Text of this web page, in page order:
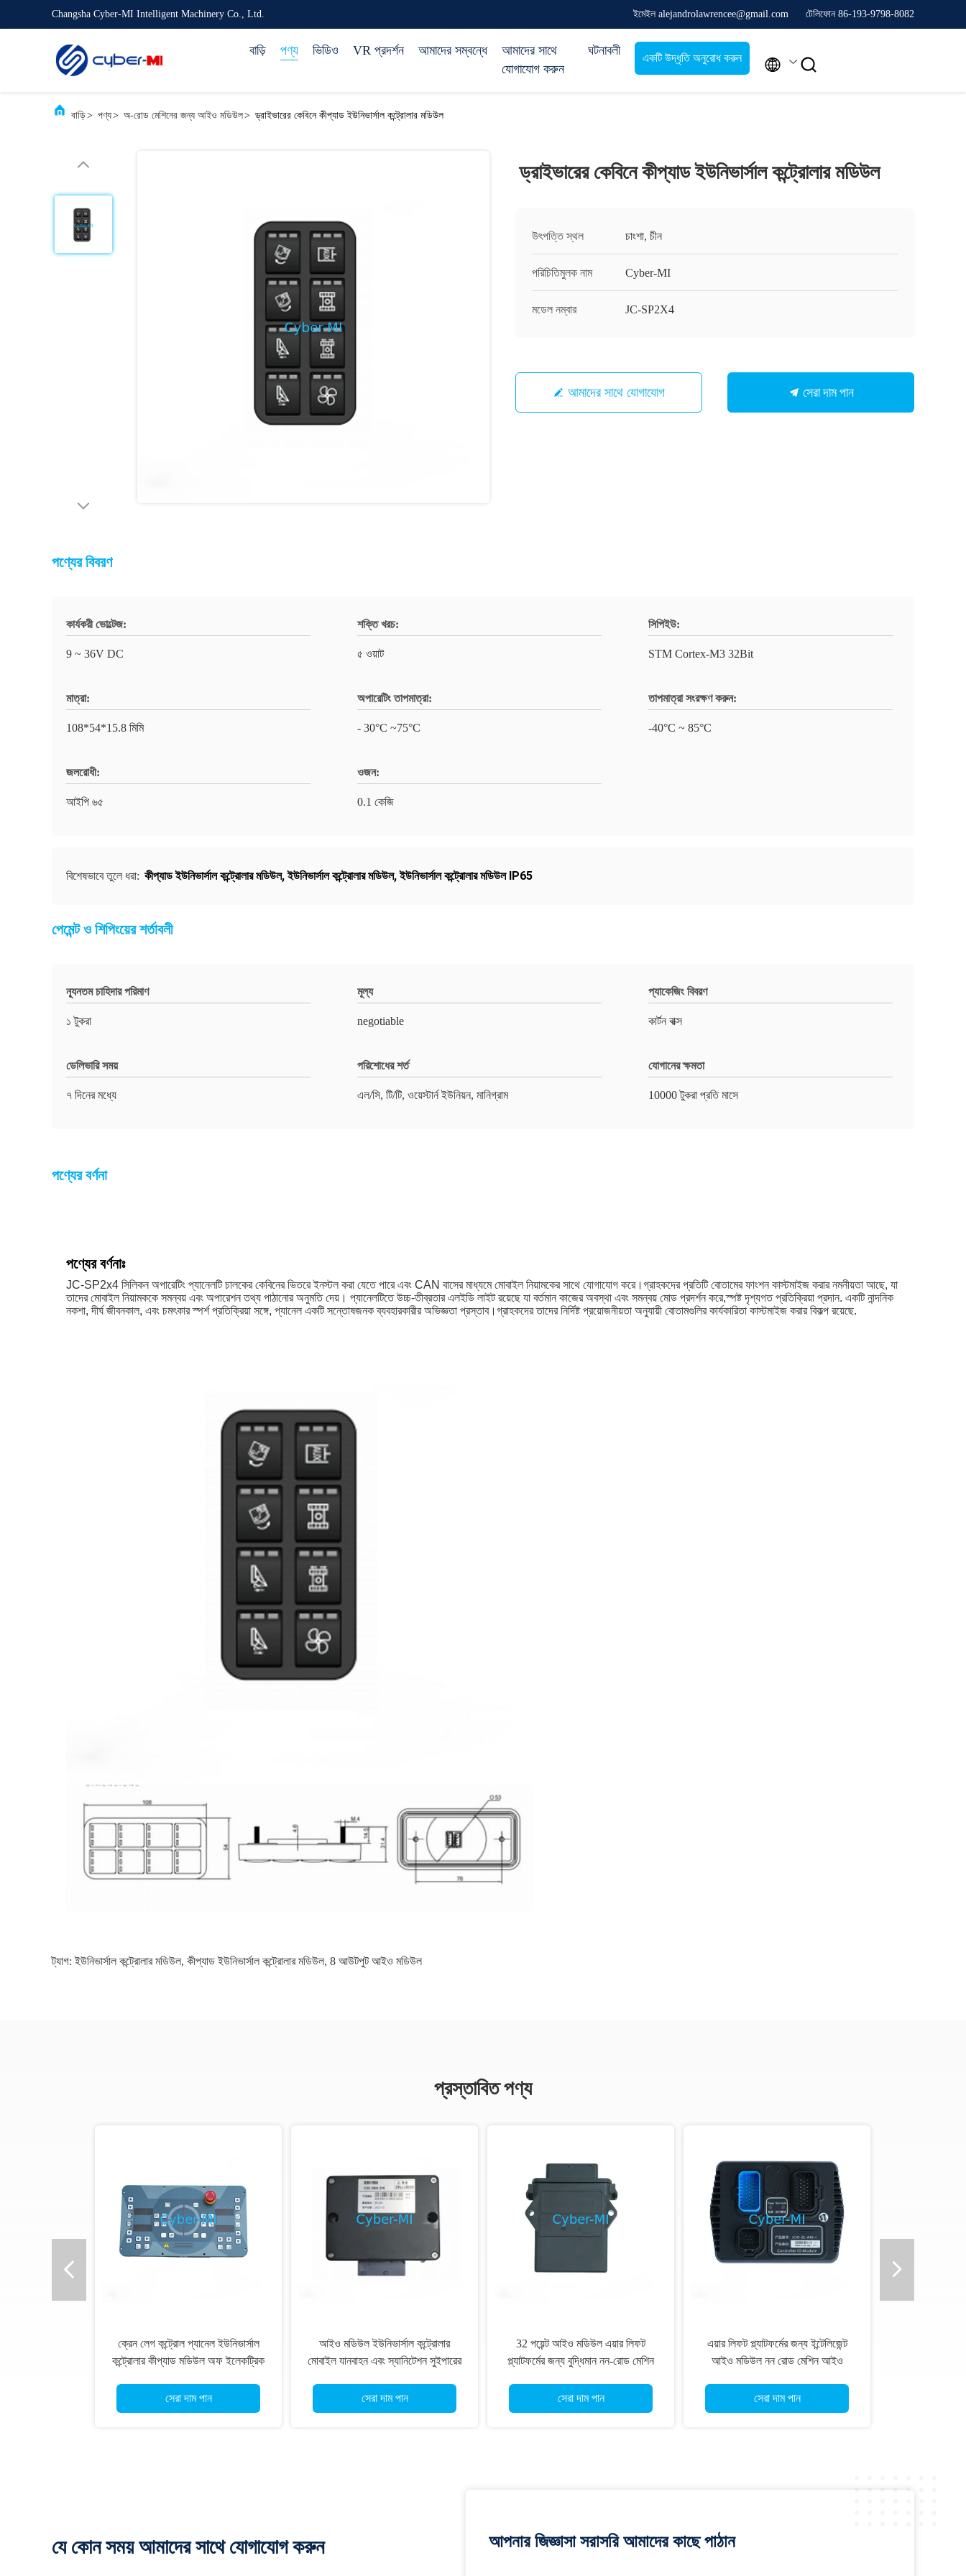
Changsha Cyber-MI Intelligent Machinery Co., Ltd. ইমেইল alejandrolawrencee@gmail.com টেলিফোন 86-193-9798-8082
বাড়ি পণ্য ভিডিও VR প্রদর্শন আমাদের সম্বন্ধে
আমাদের সাথে
যোগাযোগ করুন
ঘটনাবলী
একটি উদ্ধৃতি অনুরোধ করুন  
বাড়ি> পণ্য> অ-রোড মেশিনের জন্য আইও মডিউল> ড্রাইভারের কেবিনে কীপ্যাড ইউনিভার্সাল কন্ট্রোলার মডিউল
ড্রাইভারের কেবিনে কীপ্যাড ইউনিভার্সাল কন্ট্রোলার মডিউল
উৎপত্তি স্থল চাংশা, চীন
পরিচিতিমুলক নাম Cyber-MI
মডেল নম্বার JC-SP2X4
আমাদের সাথে যোগাযোগ সেরা দাম পান
পণ্যের বিবরণ
কার্যকরী ভোল্টেজ:
9 ~ 36V DC
শক্তি খরচ:
৫ ওয়াট
সিপিইউ:
STM Cortex-M3 32Bit
মাত্রা:
108*54*15.8 মিমি
অপারেটিং তাপমাত্রা:
- 30°C ~75°C
তাপমাত্রা সংরক্ষণ করুন:
-40°C ~ 85°C
জলরোধী:
আইপি ৬৫
ওজন:
0.1 কেজি
বিশেষভাবে তুলে ধরা: কীপ্যাড ইউনিভার্সাল কন্ট্রোলার মডিউল,ইউনিভার্সাল কন্ট্রোলার মডিউল,ইউনিভার্সাল কন্ট্রোলার মডিউল IP65
পেমেন্ট ও শিপিংয়ের শর্তাবলী
ন্যূনতম চাহিদার পরিমাণ
১ টুকরা
মূল্য
negotiable
প্যাকেজিং বিবরণ
কার্টন বাক্স
ডেলিভারি সময়
৭ দিনের মধ্যে
পরিশোধের শর্ত
এল/সি, টি/টি, ওয়েস্টার্ন ইউনিয়ন, মানিগ্রাম
যোগানের ক্ষমতা
10000 টুকরা প্রতি মাসে
পণ্যের বর্ণনা
পণ্যের বর্ণনাঃ
JC-SP2x4 সিলিকন অপারেটিং প্যানেলটি চালকের কেবিনের ভিতরে ইনস্টল করা যেতে পারে এবং CAN বাসের মাধ্যমে মোবাইল নিয়ামকের সাথে যোগাযোগ করে।গ্রাহকদের প্রতিটি বোতামের ফাংশন কাস্টমাইজ করার নমনীয়তা আছে, যা
তাদের মোবাইল নিয়ামককে সমন্বয় এবং অপারেশন তথ্য পাঠানোর অনুমতি দেয়। প্যানেলটিতে উচ্চ-তীব্রতার এলইডি লাইট রয়েছে যা বর্তমান কাজের অবস্থা এবং সমন্বয় মোড প্রদর্শন করে,স্পষ্ট দৃশ্যগত প্রতিক্রিয়া প্রদান. একটি নান্দনিক
নকশা, দীর্ঘ জীবনকাল, এবং চমৎকার স্পর্শ প্রতিক্রিয়া সঙ্গে, প্যানেল একটি সন্তোষজনক ব্যবহারকারীর অভিজ্ঞতা প্রস্তাব।গ্রাহকদের তাদের নির্দিষ্ট প্রয়োজনীয়তা অনুযায়ী বোতামগুলির কার্যকারিতা কাস্টমাইজ করার বিকল্প রয়েছে.
ট্যাগ:ইউনিভার্সাল কন্ট্রোলার মডিউল, কীপ্যাড ইউনিভার্সাল কন্ট্রোলার মডিউল, 8 আউটপুট আইও মডিউল
প্রস্তাবিত পণ্য
ক্রেন লেগ কন্ট্রোল প্যানেল ইউনিভার্সাল
কন্ট্রোলার কীপ্যাড মডিউল অফ ইলেকট্রিক
সেরা দাম পান
আইও মডিউল ইউনিভার্সাল কন্ট্রোলার
মোবাইল যানবাহন এবং স্যানিটেশন সুইপারের
মডিউল
সেরা দাম পান
32 পয়েন্ট আইও মডিউল এয়ার লিফট
প্ল্যাটফর্মের জন্য বুদ্ধিমান নন-রোড মেশিন
সেরা দাম পান
এয়ার লিফট প্ল্যাটফর্মের জন্য ইন্টেলিজেন্ট
আইও মডিউল নন রোড মেশিন আইও
সেরা দাম পান
যে কোন সময় আমাদের সাথে যোগাযোগ করুন আপনার জিজ্ঞাসা সরাসরি আমাদের কাছে পাঠান